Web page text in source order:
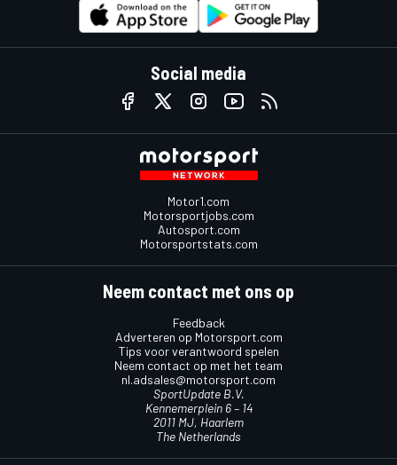
Social media
Motor1.com
Motorsportjobs.com
Autosport.com
Motorsportstats.com
Neem contact met ons op
Feedback
Adverteren op Motorsport.com
Tips voor verantwoord spelen
Neem contact op met het team
nl.adsales@motorsport.com
SportUpdate B.V.
Kennemerplein 6 – 14
2011 MJ, Haarlem
The Netherlands